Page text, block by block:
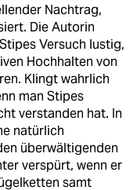
Nachtrag,
Die Autorin
Versuch lustig,
Hochhalten von
Klingt wahrlich
man Stipes
verstanden hat. In
natürlich
überwältigenden
verspürt, wenn er
samt